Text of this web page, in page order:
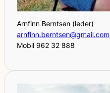
Arnfinn Berntsen (leder)
arnfinn.berntsen@gmail.com
Mobil 962 32 888